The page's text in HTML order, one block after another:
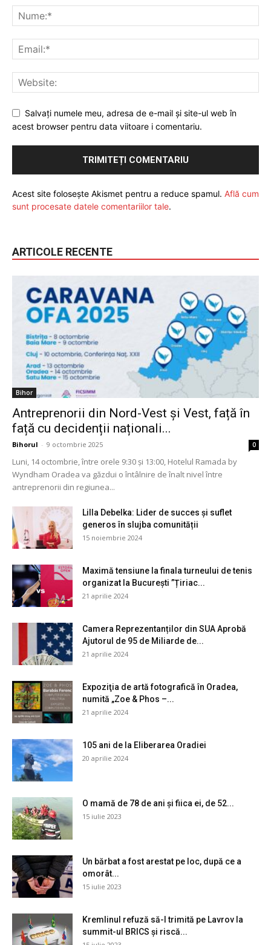
Salvați numele meu, adresa de e-mail și site-ul web în
acest browser pentru data viitoare i comentariu.
Acest site folosește Akismet pentru a reduce spamul. Află cum
sunt procesate datele comentariilor tale.
ARTICOLE RECENTE
Bihor
Antreprenorii din Nord-Vest și Vest, față în
față cu decidenții naționali...
Bihorul - 9 octombrie 2025 0
Luni, 14 octombrie, între orele 9:30 și 13:00, Hotelul Ramada by
Wyndham Oradea va găzdui o întâlnire de înalt nivel între
antreprenorii din regiunea...
Lilla Debelka: Lider de succes și suflet
generos în slujba comunității
15 noiembrie 2024
Maximă tensiune la finala turneului de tenis
organizat la București ”Țiriac...
21 aprilie 2024
Camera Reprezentanților din SUA Aprobă
Ajutorul de 95 de Miliarde de...
21 aprilie 2024
Expoziţia de artă fotografică în Oradea,
numită „Zoe & Phos –...
21 aprilie 2024
105 ani de la Eliberarea Oradiei
20 aprilie 2024
O mamă de 78 de ani și fiica ei, de 52...
15 iulie 2023
Un bărbat a fost arestat pe loc, după ce a
omorât...
15 iulie 2023
Kremlinul refuză să-l trimită pe Lavrov la
summit-ul BRICS și riscă...